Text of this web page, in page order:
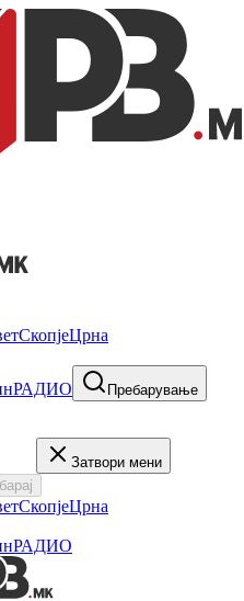
СкопјеЦрна
РАДИО Пребарување
Затвори мени
СкопјеЦрна
РАДИО